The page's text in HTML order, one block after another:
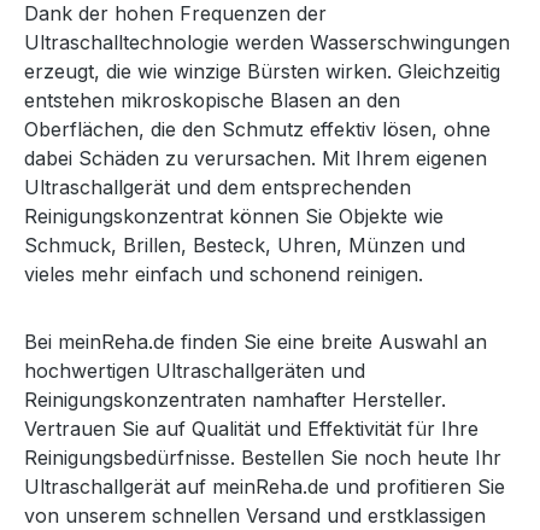
Dank der hohen Frequenzen der
Ultraschalltechnologie werden Wasserschwingungen
erzeugt, die wie winzige Bürsten wirken. Gleichzeitig
entstehen mikroskopische Blasen an den
Oberflächen, die den Schmutz effektiv lösen, ohne
dabei Schäden zu verursachen. Mit Ihrem eigenen
Ultraschallgerät und dem entsprechenden
Reinigungskonzentrat können Sie Objekte wie
Schmuck, Brillen, Besteck, Uhren, Münzen und
vieles mehr einfach und schonend reinigen.
Bei meinReha.de finden Sie eine breite Auswahl an
hochwertigen Ultraschallgeräten und
Reinigungskonzentraten namhafter Hersteller.
Vertrauen Sie auf Qualität und Effektivität für Ihre
Reinigungsbedürfnisse. Bestellen Sie noch heute Ihr
Ultraschallgerät auf meinReha.de und profitieren Sie
von unserem schnellen Versand und erstklassigen